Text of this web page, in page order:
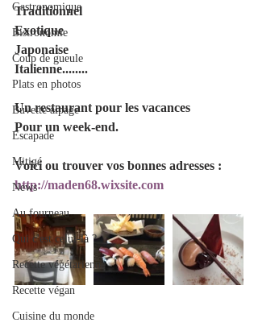
Gastronomique
Bistronomie
Coup de gueule
Plats en photos
Buvette alpage
Escapade
Mitigé
News
Au fourneau
Qui c'est celui-là ?
Recette végétarienne
Recette végan
Cuisine du monde
Traditionnel
Exotique
Japonaise
Italienne........
Un restaurant pour les vacances
Pour un week-end.
Voici ou trouver vos bonnes adresses :
http://maden68.wixsite.com